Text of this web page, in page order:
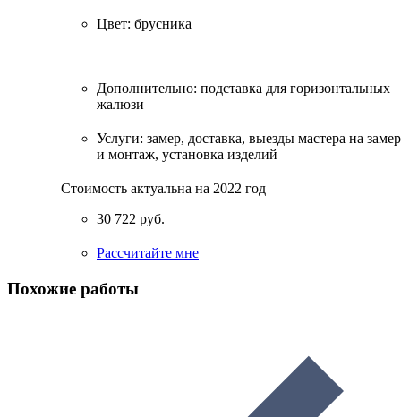
Цвет: брусника
Дополнительно: подставка для горизонтальных
жалюзи
Услуги: замер, доставка, выезды мастера на замер
и монтаж, установка изделий
Стоимость актуальна на 2022 год
30 722 руб.
Рассчитайте мне
Похожие работы